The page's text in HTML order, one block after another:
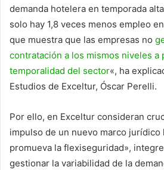
demanda hotelera en temporada
solo hay 1,8 veces menos empleo
que muestra que las empresas no
contratación a los mismos niveles a
temporalidad del sector«, ha
Estudios de Exceltur, Óscar Perelli.
Por ello, en Exceltur consideran
impulso de un nuevo marco jurídico
promueva la flexiseguridad»,
gestionar la variabilidad de la